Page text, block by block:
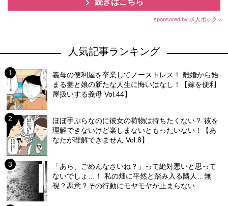
続きはこちら
sponsored by 求人ボックス
人気記事ランキング
義母の便利屋を卒業してノーストレス！ 離婚から始
まる妻と娘の新たな人生に悔いはなし！【嫁を便利
屋扱いする義母 Vol.44】
ほぼ手ぶらなのに彼女の荷物は持ちたくない？ 彼を
理解できないけど楽しまないともったいない！【あ
なたが理解できません Vol.8】
「あら、ごめんなさいね？」って絶対悪いと思って
ないでしょ…！ 私の畑に平然と踏み入る隣人…無
視？悪意？その行動にモヤモヤが止まらない